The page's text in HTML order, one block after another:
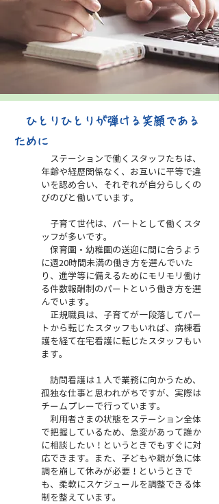
ひとりひとりが弾ける笑顔である
ために
ステーションで働くスタッフたちは、
年齢や経歴関係なく、お互いに平等で違
いを認め合い、それぞれが自分らしくの
びのびと働いています。
​ 子育て世代は、パートとして働くスタ
ッフが多いです。
保育園・幼稚園の送迎に間に合うよう
に週20時間未満の働き方を選んでいた
り、進学等に備えるためにモリモリ働け
る件数報酬制のパートという働き方を選
んでいます。
正規職員は、子育てが一段落してパー
トから転じたスタッフもいれば、病棟看
護を経て在宅看護に転じたスタッフもい
ます。
訪問看護は１人で業務に向かうため、
孤独な仕事と思われがちですが、実際は
チームプレーで行っています。
利用者さまの状態をステーション全体
で把握しているため、急変があって誰か
に相談したい！というときでもすぐに対
応できます。また、 子どもや親が急に体
調を崩して休みが必要！というときで
も、柔軟にスケジュールを調整できる体
制を整えています。